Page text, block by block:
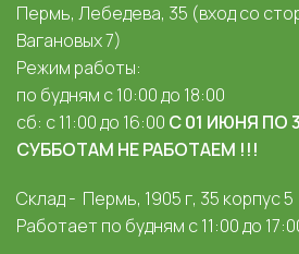
Пермь, Лебедева, 35 (вход со
Вагановых 7)
Режим работы:
по будням с 10:00 до 18:00
сб: с 11:00 до 16:00 С 01 ИЮНЯ ПО
СУББОТАМ НЕ РАБОТАЕМ !!!
Склад - Пермь, 1905 г, 35 корпус 5
Работает по будням с 11:00 до